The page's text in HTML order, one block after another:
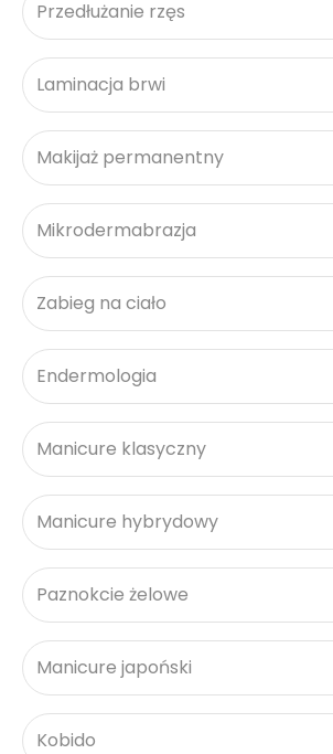
Przedłużanie rzęs
Laminacja brwi
Makijaż permanentny
Mikrodermabrazja
Zabieg na ciało
Endermologia
Manicure klasyczny
Manicure hybrydowy
Paznokcie żelowe
Manicure japoński
Kobido